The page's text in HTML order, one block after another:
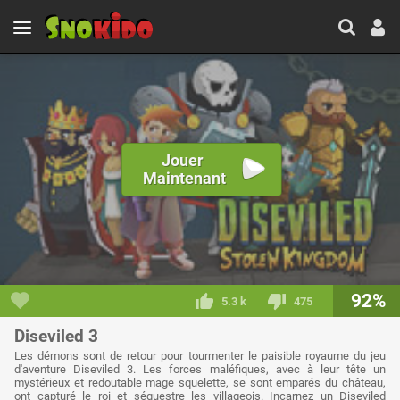
Jouer
Maintenant
5.3 k 475 92%
Diseviled 3
Les démons sont de retour pour tourmenter le paisible royaume du jeu
d'aventure Diseviled 3. Les forces maléfiques, avec à leur tête un
mystérieux et redoutable mage squelette, se sont emparés du château,
ont capturé le roi et séquestre les villageois. Incarnez un Diseviled